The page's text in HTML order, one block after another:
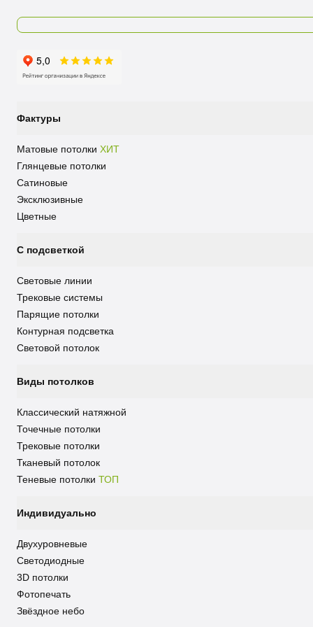
Фактуры
Матовые потолки ХИТ
Глянцевые потолки
Сатиновые
Эксклюзивные
Цветные
С подсветкой
Световые линии
Трековые системы
Парящие потолки
Контурная подсветка
Световой потолок
Виды потолков
Классический натяжной
Точечные потолки
Трековые потолки
Тканевый потолок
Теневые потолки ТОП
Индивидуально
Двухуровневые
Светодиодные
3D потолки
Фотопечать
Звёздное небо